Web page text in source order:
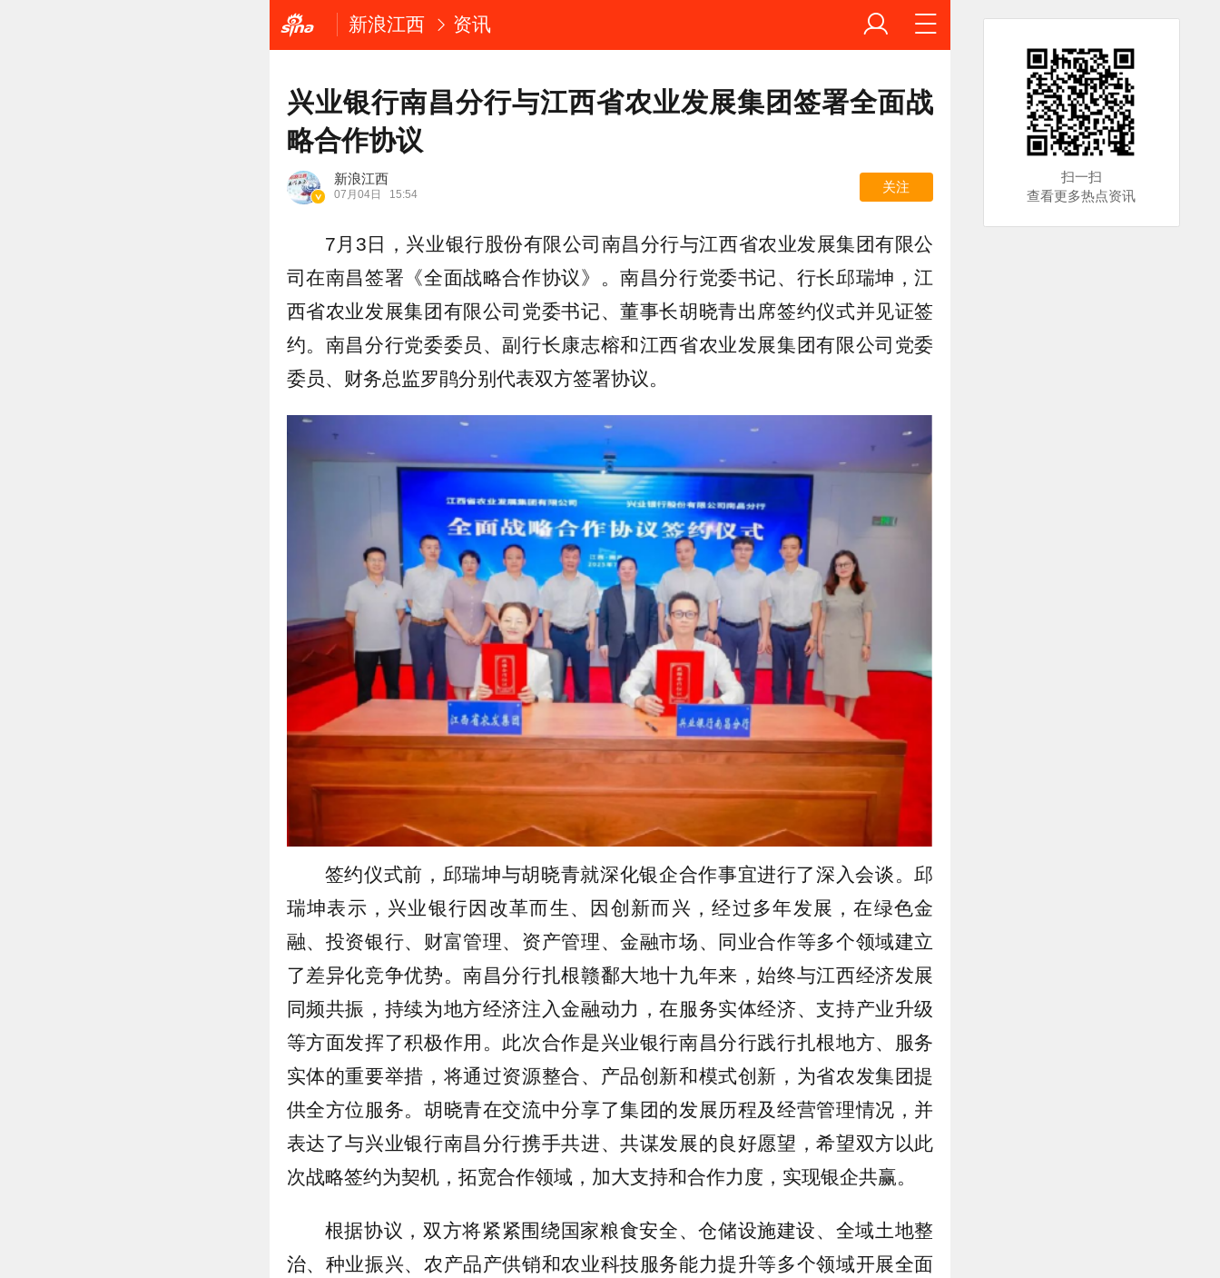
新浪江西 资讯
兴业银行南昌分行与江西省农业发展集团签署全面战
略合作协议
新浪江西
07月04日 15:54
关注
7月3日，兴业银行股份有限公司南昌分行与江西省农业发展集团有限公
司在南昌签署《全面战略合作协议》。南昌分行党委书记、行长邱瑞坤，江
西省农业发展集团有限公司党委书记、董事长胡晓青出席签约仪式并见证签
约。南昌分行党委委员、副行长康志榕和江西省农业发展集团有限公司党委
委员、财务总监罗鹃分别代表双方签署协议。
签约仪式前，邱瑞坤与胡晓青就深化银企合作事宜进行了深入会谈。邱
瑞坤表示，兴业银行因改革而生、因创新而兴，经过多年发展，在绿色金
融、投资银行、财富管理、资产管理、金融市场、同业合作等多个领域建立
了差异化竞争优势。南昌分行扎根赣鄱大地十九年来，始终与江西经济发展
同频共振，持续为地方经济注入金融动力，在服务实体经济、支持产业升级
等方面发挥了积极作用。此次合作是兴业银行南昌分行践行扎根地方、服务
实体的重要举措，将通过资源整合、产品创新和模式创新，为省农发集团提
供全方位服务。胡晓青在交流中分享了集团的发展历程及经营管理情况，并
表达了与兴业银行南昌分行携手共进、共谋发展的良好愿望，希望双方以此
次战略签约为契机，拓宽合作领域，加大支持和合作力度，实现银企共赢。
根据协议，双方将紧紧围绕国家粮食安全、仓储设施建设、全域土地整
治、种业振兴、农产品产供销和农业科技服务能力提升等多个领域开展全面
扫一扫
查看更多热点资讯